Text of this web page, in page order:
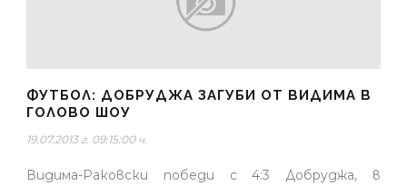
ФУТБОЛ: ДОБРУДЖА ЗАГУБИ ОТ ВИДИМА В
ГОЛОВО ШОУ
19.07.2013 г. 09:15:00 ч.
Видима-Раковски победи с 4:3 Добруджа, в